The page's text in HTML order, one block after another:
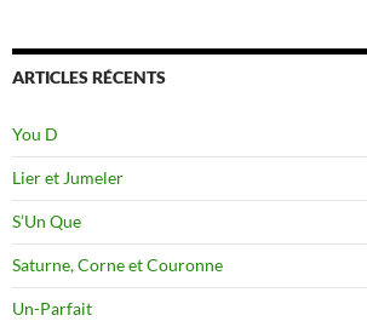
ARTICLES RÉCENTS
You D
Lier et Jumeler
S’Un Que
Saturne, Corne et Couronne
Un-Parfait